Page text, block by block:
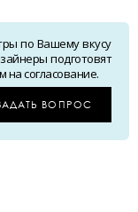
по Вашему вкусу
подготовят
согласование.
ВОПРОС